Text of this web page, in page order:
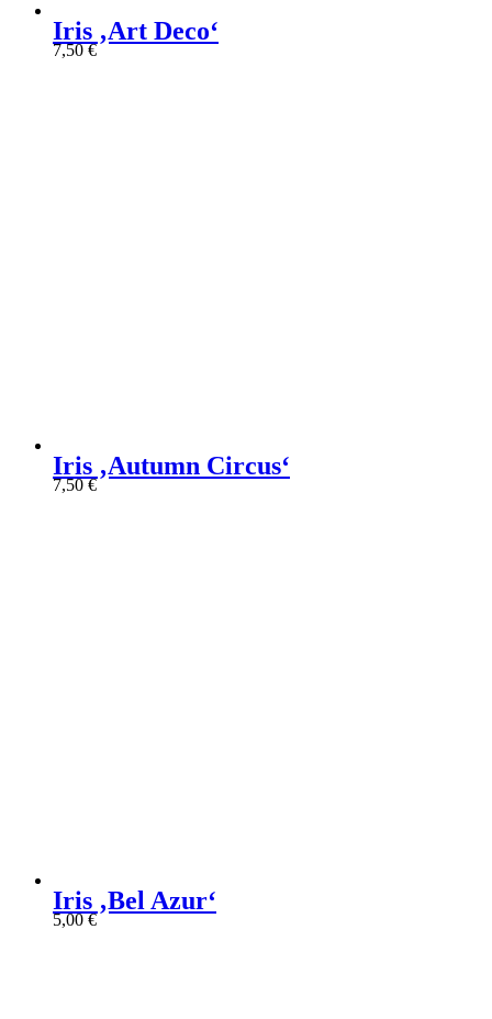
Iris ‚Art Deco‘
7,50€
Iris ‚Autumn Circus‘
7,50€
Iris ‚Bel Azur‘
5,00€